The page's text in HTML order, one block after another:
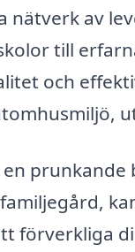
nätverk av
till
och
förverkliga